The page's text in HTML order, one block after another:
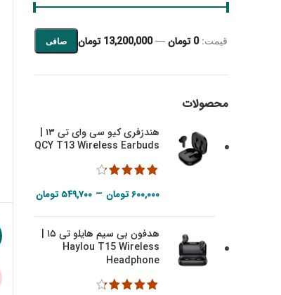
حداقل قیمت
حداكثر قيمت صافی قيمت:0 تومان —13,200,000 تومان
محصولات
هندزفری کیو سی وای تی ۱۳ |
QCY T13 Wireless Earbuds
۶۰۰,۰۰۰تومان – ۵۴۹,۷۰۰تومان
through
هدفون بی سیم هایلو تی ۱۵ |
Haylou T15 Wireless
Headphone